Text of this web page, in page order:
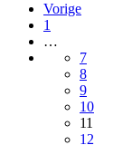
Vorige
1
…
7
8
9
10
11
12